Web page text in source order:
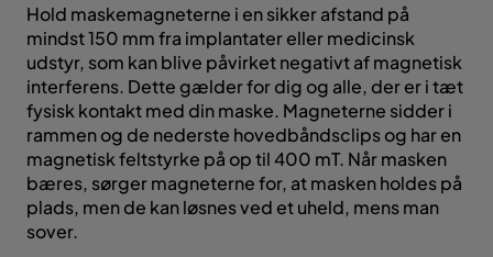
Hold maskemagneterne i en sikker afstand på
mindst 150 mm fra implantater eller medicinsk
udstyr, som kan blive påvirket negativt af magnetisk
interferens. Dette gælder for dig og alle, der er i tæt
fysisk kontakt med din maske. Magneterne sidder i
rammen og de nederste hovedbåndsclips og har en
magnetisk feltstyrke på op til 400 mT. Når masken
bæres, sørger magneterne for, at masken holdes på
plads, men de kan løsnes ved et uheld, mens man
sover.